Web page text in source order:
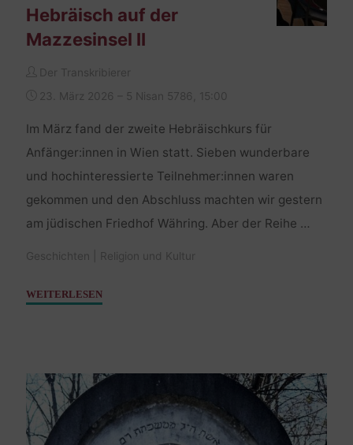
Hebräisch auf der
Mazzesinsel II
Der Transkribierer
23. März 2026 – 5 Nisan 5786, 15:00
Im März fand der zweite Hebräischkurs für
Anfänger:innen in Wien statt. Sieben wunderbare
und hochinteressierte Teilnehmer:innen waren
gekommen und den Abschluss machten wir gestern
am jüdischen Friedhof Währing. Aber der Reihe …
Geschichten Religion und Kultur
WEITERLESEN"Hebräisch
II"